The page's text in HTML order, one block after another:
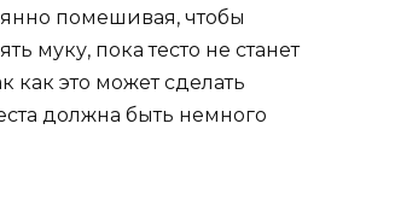
помешивая, чтобы
муку, пока тесто не станет
как это может сделать
должна быть немного